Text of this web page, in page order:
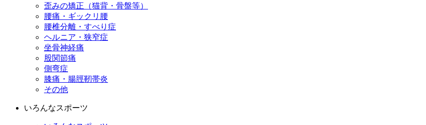
歪みの矯正（猫背・骨盤等）
腰痛・ギックリ腰
腰椎分離・すべり症
ヘルニア・狭窄症
坐骨神経痛
股関節痛
側弯症
膝痛・腸脛靭帯炎
その他
いろんなスポーツ